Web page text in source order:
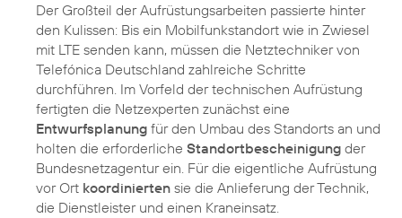
Der Großteil der Aufrüstungsarbeiten passierte hinter
den Kulissen: Bis ein Mobilfunkstandort wie in Zwiesel
mit LTE senden kann, müssen die Netztechniker von
Telefónica Deutschland zahlreiche Schritte
durchführen. Im Vorfeld der technischen Aufrüstung
fertigten die Netzexperten zunächst eine
Entwurfsplanung für den Umbau des Standorts an und
holten die erforderliche Standortbescheinigung der
Bundesnetzagentur ein. Für die eigentliche Aufrüstung
vor Ort koordinierten sie die Anlieferung der Technik,
die Dienstleister und einen Kraneinsatz.